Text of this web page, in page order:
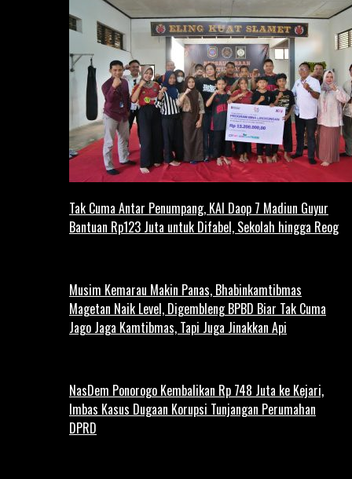
Tak Cuma Antar Penumpang, KAI Daop 7 Madiun Guyur
Bantuan Rp123 Juta untuk Difabel, Sekolah hingga Reog
Musim Kemarau Makin Panas, Bhabinkamtibmas
Magetan Naik Level, Digembleng BPBD Biar Tak Cuma
Jago Jaga Kamtibmas, Tapi Juga Jinakkan Api
NasDem Ponorogo Kembalikan Rp 748 Juta ke Kejari,
Imbas Kasus Dugaan Korupsi Tunjangan Perumahan
DPRD